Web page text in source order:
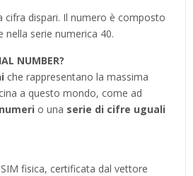
cifra dispari. Il numero è composto
nella serie numerica 40.
NUMBER?
che rappresentano la massima
a questo mondo, come ad
o una serie di cifre uguali
fisica, certificata dal vettore